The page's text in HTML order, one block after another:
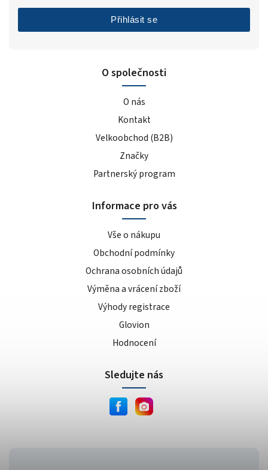
O společnosti
O nás
Kontakt
Velkoobchod (B2B)
Značky
Partnerský program
Informace pro vás
Vše o nákupu
Obchodní podmínky
Ochrana osobních údajů
Výměna a vrácení zboží
Výhody registrace
Glovion
Hodnocení
Přihlásit se
Sledujte nás